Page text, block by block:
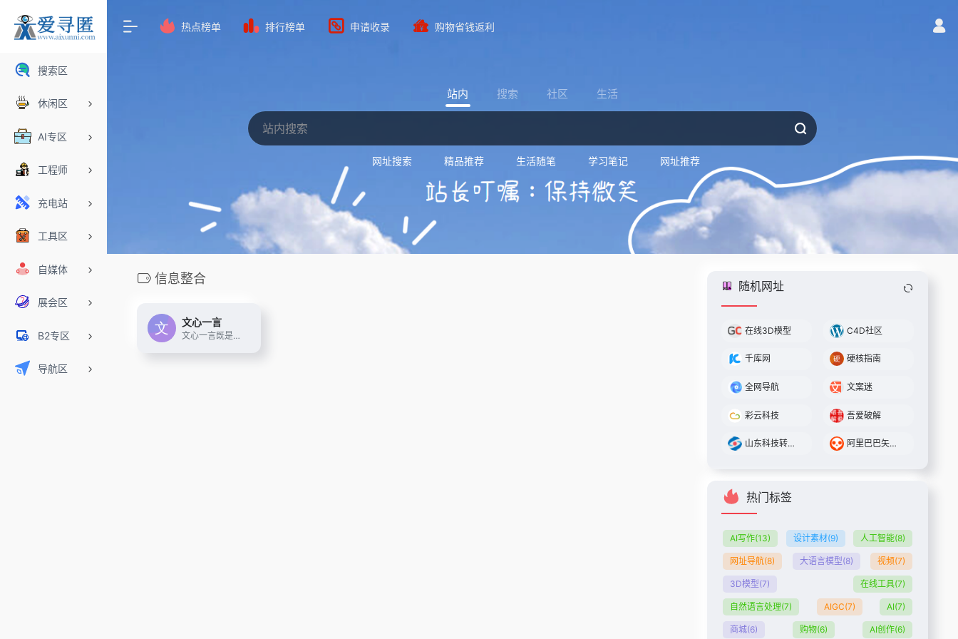
搜索区
休闲区
AI专区
工程师
充电站
工具区
自媒体
展会区
B2专区
导航区
热点榜单 排行榜单 申请收录 购物省钱返利
站内 搜索 社区 生活
网址搜索 精品推荐 生活随笔 学习笔记 网址推荐
信息整合
文心一言
文心一言既是你的智能伙伴，可以陪你聊天、回答问题、画图识图；也是你的AI助手，可以提供灵感、撰写文案、阅读文档、智能翻译，帮你高效完成工作和学习任务。
随机网址
在线3D模型 C4D社区
千库网 硬核指南
全网导航 文案迷
彩云科技 吾爱破解
山东科技转化平台 阿里巴巴矢量图标库
热门标签
AI写作(13) 设计素材(9) 人工智能(8)
网址导航(8) 大语言模型(8) 视频(7)
3D模型(7) 在线工具(7)
自然语言处理(7) AIGC(7) AI(7)
商城(6) 购物(6) AI创作(6)